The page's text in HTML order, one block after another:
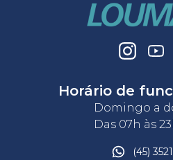
Horário de
Domingo a
Das 07h às
(45)